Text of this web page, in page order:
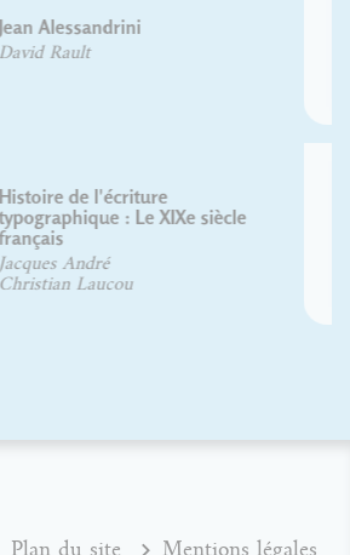
Typographie et cinéma
Lionel Orient Dutrieux
Lettrages et phylactères
Gaby Bazin
Plan du site
Mentions légales